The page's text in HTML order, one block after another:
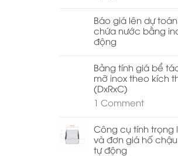
Báo giá lên dự
chứa nước bằng
động
Bảng tính giá bể
mỡ inox theo kích
(DxRxC)
1 Comment
Công cụ tính trọng
và đơn giá hố
tự động